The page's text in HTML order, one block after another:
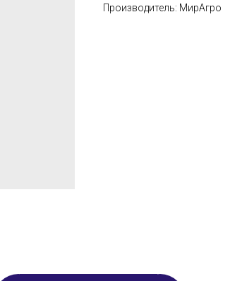
Производитель: МирАгро